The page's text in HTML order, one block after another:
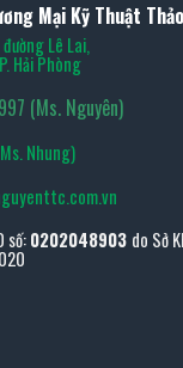
Mại Kỹ Thuật
Lê Lai,
Hải Phòng
(Ms. Nguyên)
Nhung)
số:0202048903 do Sở